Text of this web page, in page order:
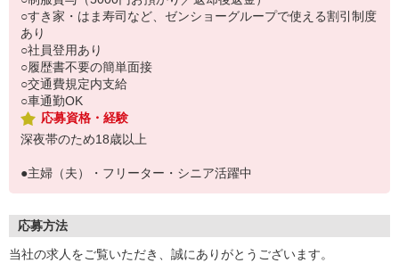
○すき家・はま寿司など、ゼンショーグループで使える割引制度
あり
○社員登用あり
○履歴書不要の簡単面接
○交通費規定内支給
○車通勤OK
応募資格・経験
深夜帯のため18歳以上
●主婦（夫）・フリーター・シニア活躍中
応募方法
当社の求人をご覧いただき、誠にありがとうございます。